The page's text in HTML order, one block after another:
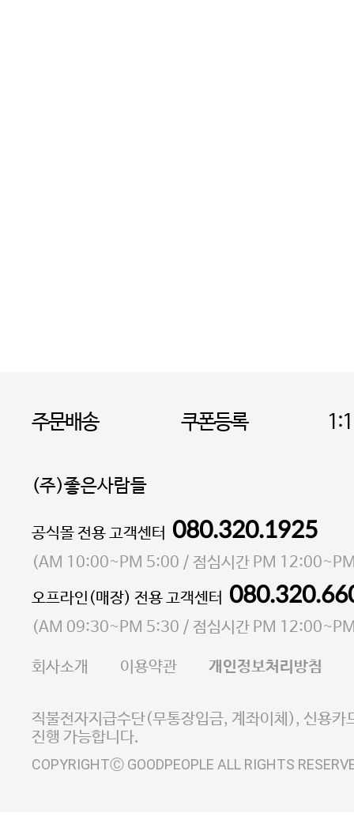
주문배송 쿠폰등록
(주)좋은사람들
대표 이성현,박영환| 개인정보관리책임자 김상현
소재지 서울특별시 마포구 마포대로4다길 41 마포
통신판매업 신고번호 2023-서울마포-3931호
사업자등록번호 105-81-58242
E-MAIL goodpeople@gpin.co.kr
사업자정보확인
이니시스 에스크로 서비
공식몰 전용 고객센터 080.320.1925
(AM 10:00~PM 5:00 / 점심시간 PM
오프라인(매장) 전용 고객센터
(AM 09:30~PM 5:30 / 점심시간 PM
회사소개 이용약관 개인정보처리방침
직불전자지급수단(무통장입금, 계좌이체), 신용카
진행 가능합니다.
COPYRIGHTⒸ GOODPEOPLE ALL RIGHTS